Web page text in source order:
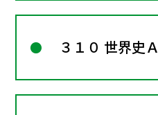
３１０ 世界史Ａ